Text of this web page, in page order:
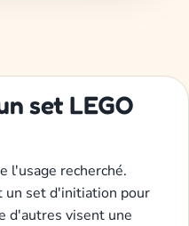
set LEGO
l'usage recherché.
un set d'initiation pour
d'autres visent une